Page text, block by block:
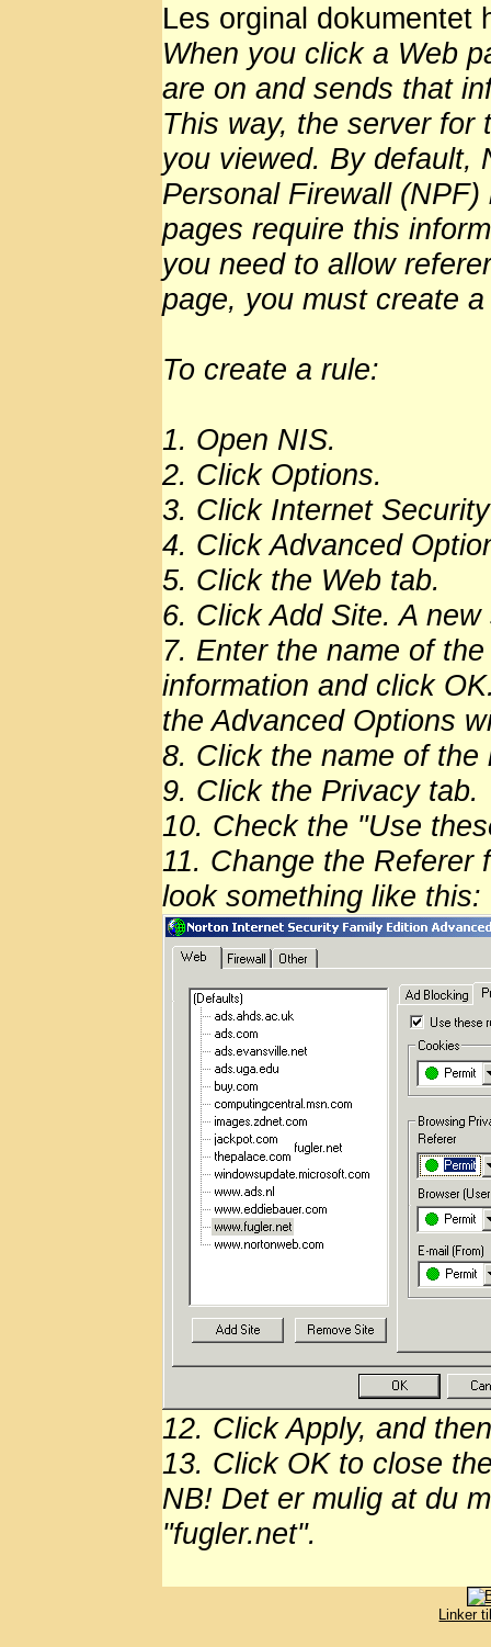
Les orginal dokumentet
When you click a Web
are on and sends that
This way, the server for
you viewed. By default,
Personal Firewall
pages require this
you need to allow
page, you must create
To create a rule:
1. Open NIS.
2. Click Options.
3. Click Internet
4. Click Advanced
5. Click the Web tab.
6. Click Add Site. A
7. Enter the name of
information and click
the Advanced Options
8. Click the name of the
9. Click the Privacy tab.
10. Check the "Use
11. Change the Referer
look something like this:
12. Click Apply, and
13. Click OK to close
NB! Det er mulig at du
"fugler.net".
Linker